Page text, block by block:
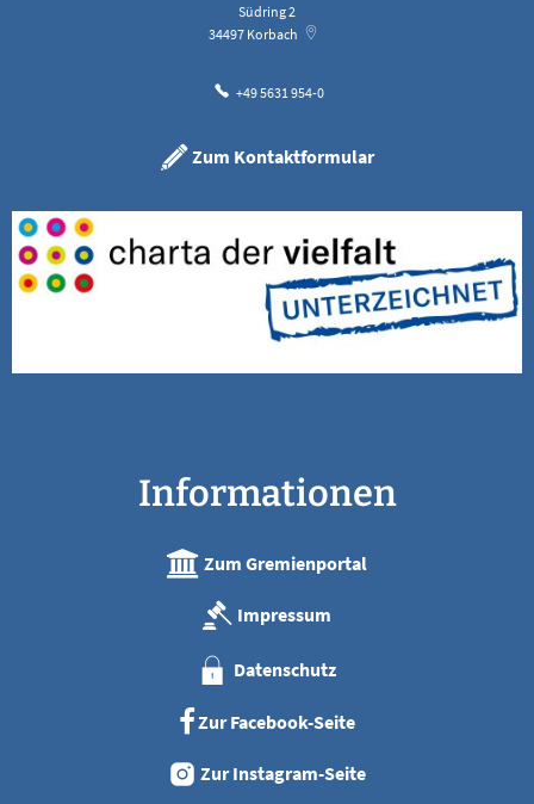
Südring 2
34497 Korbach
+49 5631 954-0
Zum Kontaktformular
Informationen
Zum Gremienportal
Impressum
Datenschutz
Zur Facebook-Seite
Zur Instagram-Seite